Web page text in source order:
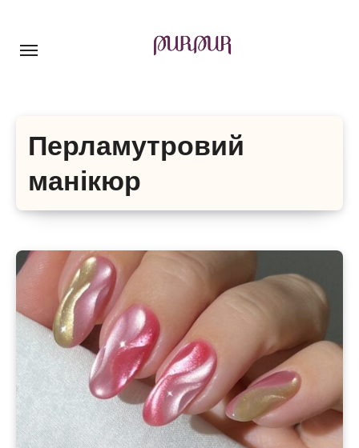
контенту
Перламутровий
манікюр